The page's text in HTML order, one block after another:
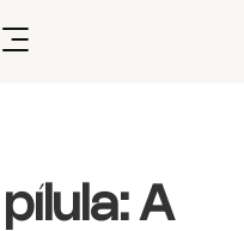
A